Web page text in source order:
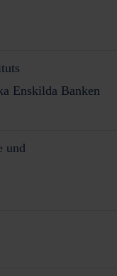
Enskilda Banken
und